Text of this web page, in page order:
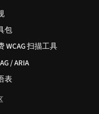
包
WCAG 扫描工具
/ ARIA
表